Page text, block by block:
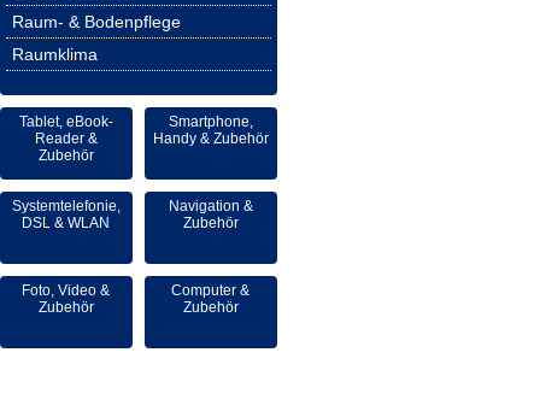
Raum- & Bodenpflege
Raumklima
Tablet, eBook-
Reader &
Zubehör
Smartphone,
Handy & Zubehör
Systemtelefonie,
DSL & WLAN
Navigation &
Zubehör
Foto, Video &
Zubehör
Computer &
Zubehör